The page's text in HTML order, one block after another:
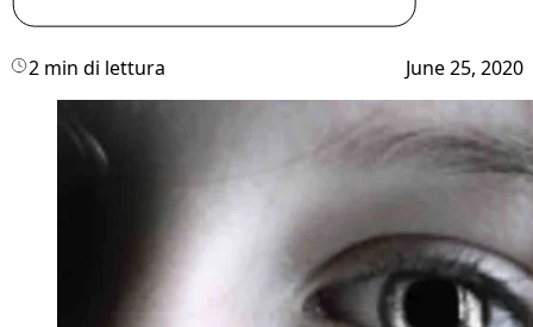
2 min di lettura June 25, 2020